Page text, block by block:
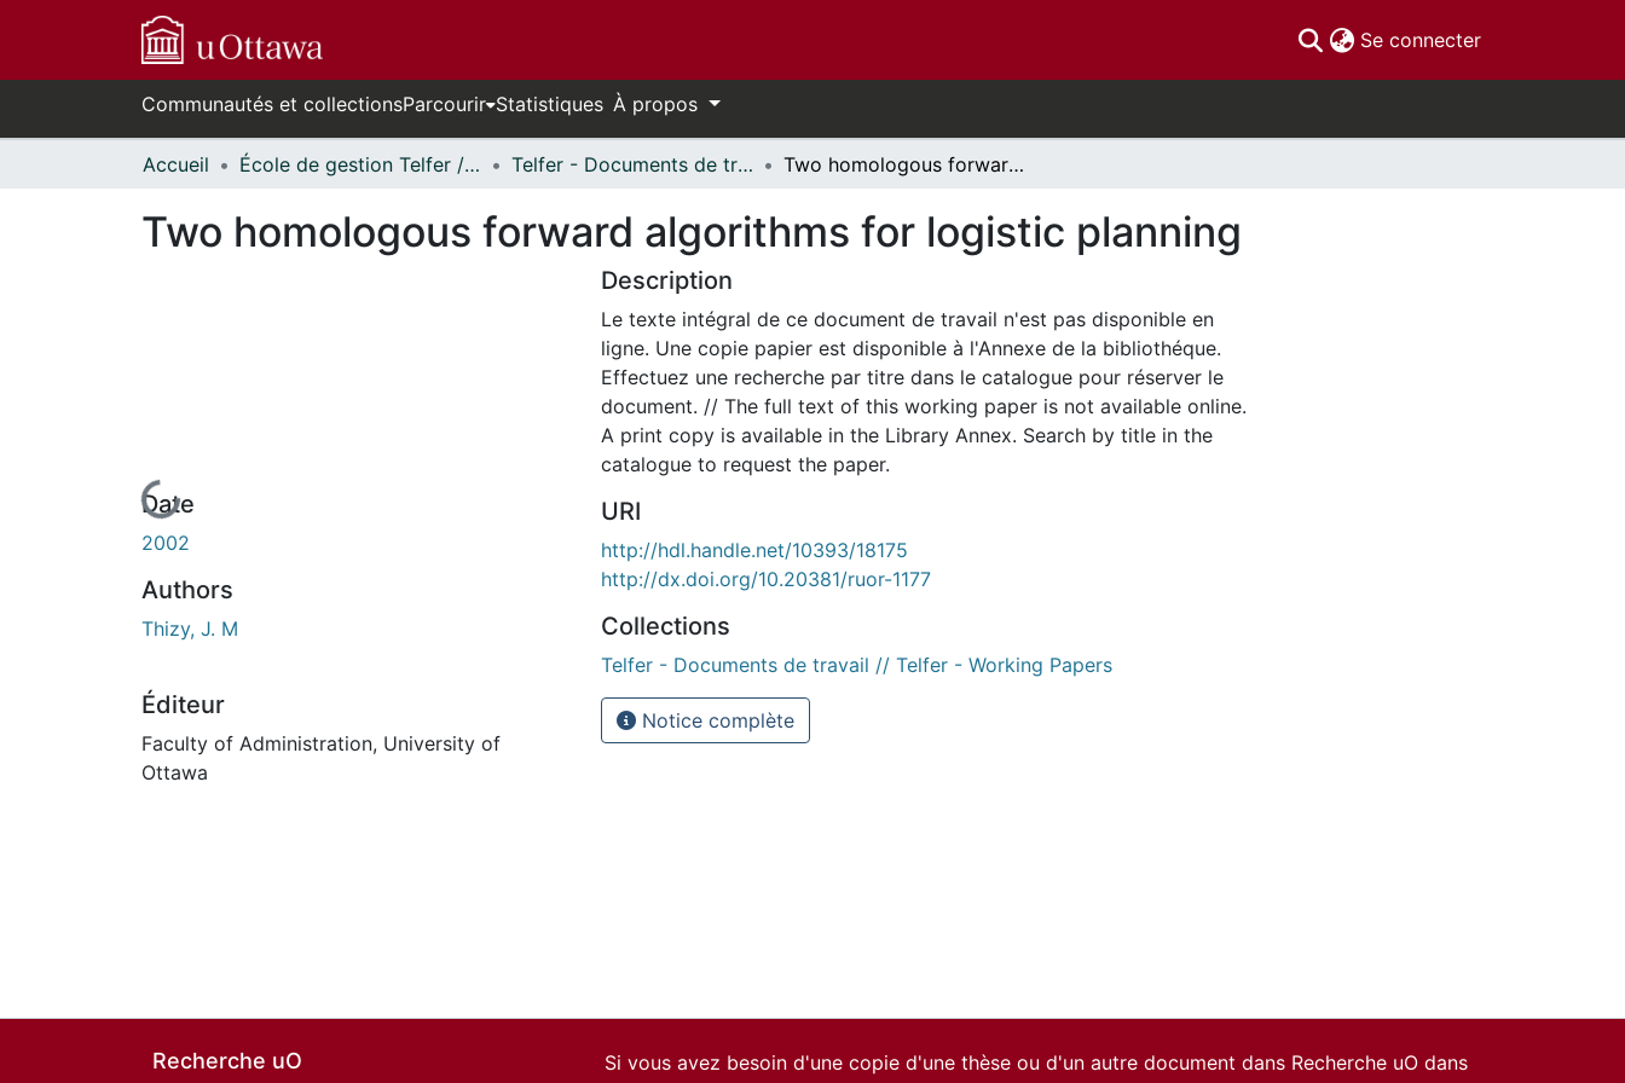
Se connecter(current)
Communautés et collectionsParcourir Statistiques À propos
Accueil École de gestion Telfer // Telfer School of Management Telfer - Documents de travail // Telfer - Working Papers Two homologous forward algorithms for logistic planning
Two homologous forward algorithms for logistic planning
En cours de chargement...
Date
2002
Authors
Thizy, J. M
Éditeur
Faculty of Administration, University of
Ottawa
Description
Le texte intégral de ce document de travail n'est pas disponible en
ligne. Une copie papier est disponible à l'Annexe de la bibliothéque.
Effectuez une recherche par titre dans le catalogue pour réserver le
document. // The full text of this working paper is not available online.
A print copy is available in the Library Annex. Search by title in the
catalogue to request the paper.
URI
http://hdl.handle.net/10393/18175
http://dx.doi.org/10.20381/ruor-1177
Collections
Telfer - Documents de travail // Telfer - Working Papers
Notice complète
Recherche uO
Si vous avez besoin d'une copie d'une thèse ou d'un autre document dans Recherche uO dans